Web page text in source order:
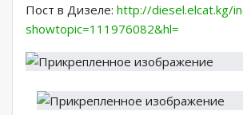
Пост в Дизеле: http://diesel.elcat.kg/
showtopic=111976082&hl=